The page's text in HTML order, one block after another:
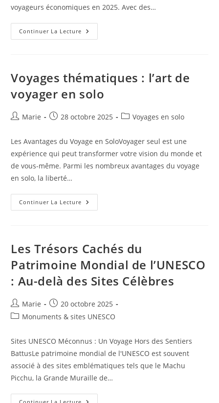
voyageurs économiques en 2025. Avec des…
Continuer La Lecture Comparaison
Des
Voyageurs
Économiques
Voyages thématiques : l’art de
voyager en solo
Auteur/autrice
la
publication :
Marie
Publication
28 octobre 2025
PostVoyages en solo
Les Avantages du Voyage en SoloVoyager seul est une
expérience qui peut transformer votre vision du monde et
de vous-même. Parmi les nombreux avantages du voyage
en solo, la liberté…
Continuer La Lecture Voyages
Thématiques
En
Solo
Les Trésors Cachés du
Patrimoine Mondial de l’UNESCO
: Au-delà des Sites Célèbres
Auteur/autrice
de
Marie
Publication
publiée :
20 octobre 2025
PostMonuments & sites UNESCO
Sites UNESCO Méconnus : Un Voyage Hors des Sentiers
BattusLe patrimoine mondial de l'UNESCO est souvent
associé à des sites emblématiques tels que le Machu
Picchu, la Grande Muraille de…